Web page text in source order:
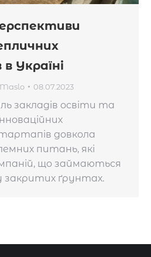
Україні
08.07.2023
закладів освіти та
довкола
питань, які
що займаються
ґрунтах.